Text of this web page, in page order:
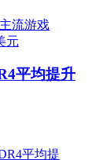
平均提升